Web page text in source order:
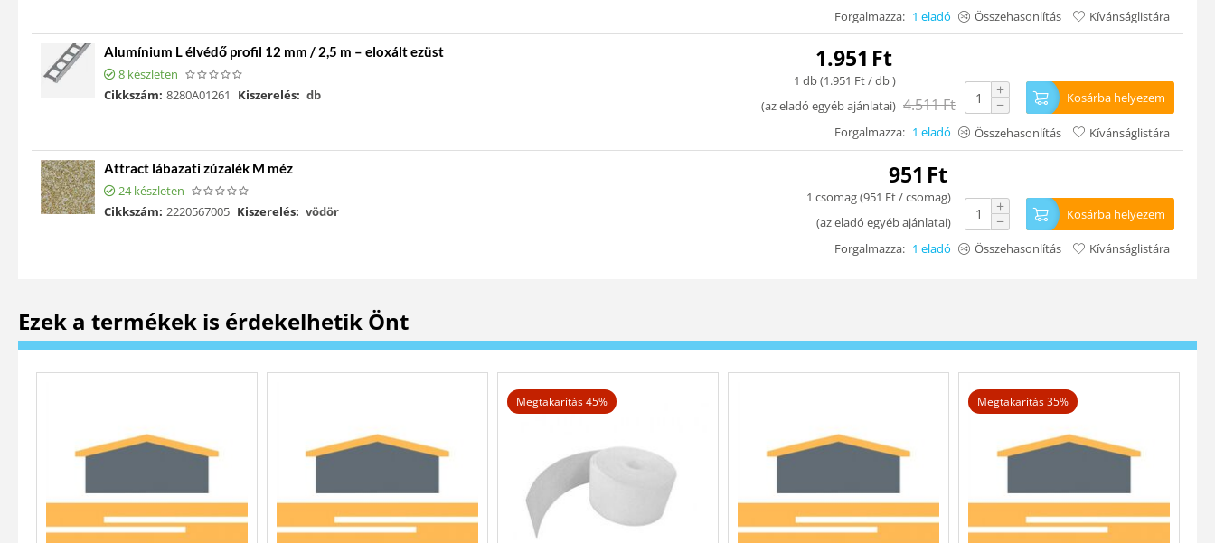
Forgalmazza: 1 eladó Összehasonlítás Kívánságlistára
Alumínium L élvédő profil 12 mm / 2,5 m – eloxált ezüst
8 készleten
Cikkszám: 8280A01261 Kiszerelés: db
1.951 Ft
1 db (1.951 Ft/ db )
(az eladó egyéb ajánlatai) 4.511Ft
+
− Kosárba helyezem
Forgalmazza: 1 eladó Összehasonlítás Kívánságlistára
Attract lábazati zúzalék M méz
24 készleten
Cikkszám: 2220567005 Kiszerelés: vödör
951 Ft
1 csomag (951 Ft/ csomag)
(az eladó egyéb ajánlatai)
+
− Kosárba helyezem
Forgalmazza: 1 eladó Összehasonlítás Kívánságlistára
Ezek a termékek is érdekelhetik Önt
Megtakarítás 45% Megtakarítás 35%